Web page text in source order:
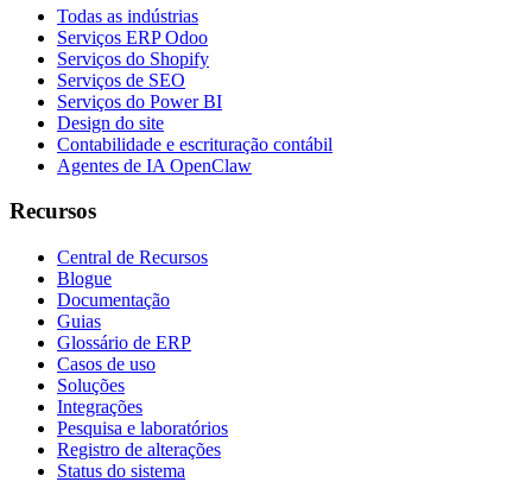
Todas as indústrias
Serviços ERP Odoo
Serviços do Shopify
Serviços de SEO
Serviços do Power BI
Design do site
Contabilidade e escrituração contábil
Agentes de IA OpenClaw
Recursos
Central de Recursos
Blogue
Documentação
Guias
Glossário de ERP
Casos de uso
Soluções
Integrações
Pesquisa e laboratórios
Registro de alterações
Status do sistema